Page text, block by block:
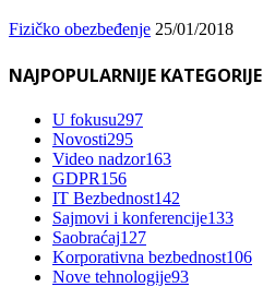
Fizičko obezbeđenje 25/01/2018
NAJPOPULARNIJE KATEGORIJE
U fokusu297
Novosti295
Video nadzor163
GDPR156
IT Bezbednost142
Sajmovi i konferencije133
Saobraćaj127
Korporativna bezbednost106
Nove tehnologije93